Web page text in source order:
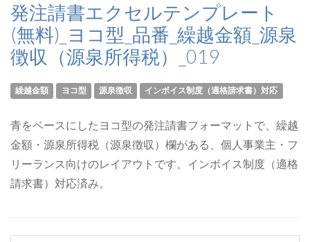
発注請書エクセルテンプレート
(無料)_ヨコ型_品番_繰越金額_源泉
徴収（源泉所得税）_019
繰越金額 ヨコ型 源泉徴収 インボイス制度（適格請求書）対応
青をベースにしたヨコ型の発注請書フォーマットで、繰越
金額・源泉所得税（源泉徴収）欄がある、個人事業主・フ
リーランス向けのレイアウトです。インボイス制度（適格
請求書）対応済み。